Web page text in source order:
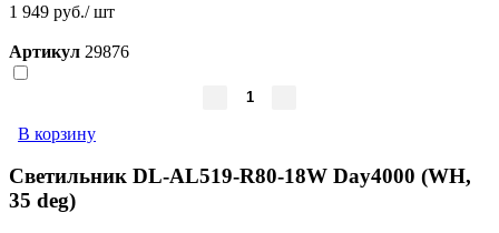
1 949 руб./ шт
Артикул 29876
В корзину
Светильник DL-AL519-R80-18W Day4000 (WH,
35 deg)